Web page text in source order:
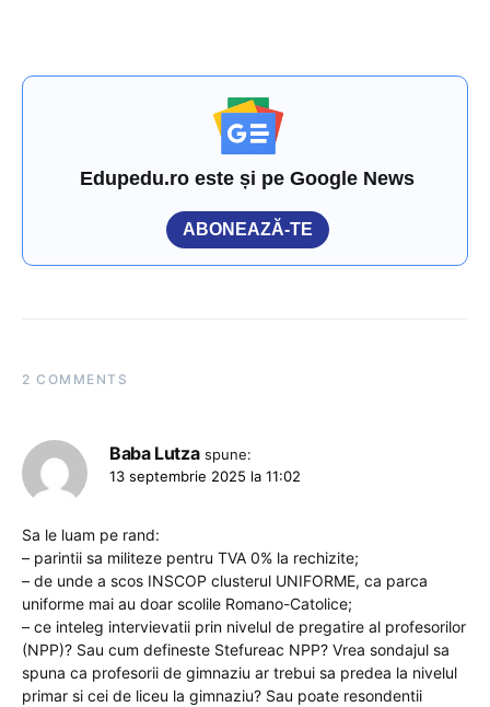
Edupedu.ro este și pe Google News
ABONEAZĂ-TE
2 COMMENTS
Baba Lutza spune:
13 septembrie 2025 la 11:02
Sa le luam pe rand:
– parintii sa militeze pentru TVA 0% la rechizite;
– de unde a scos INSCOP clusterul UNIFORME, ca parca
uniforme mai au doar scolile Romano-Catolice;
– ce inteleg intervievatii prin nivelul de pregatire al profesorilor
(NPP)? Sau cum defineste Stefureac NPP? Vrea sondajul sa
spuna ca profesorii de gimnaziu ar trebui sa predea la nivelul
primar si cei de liceu la gimnaziu? Sau poate resondentii